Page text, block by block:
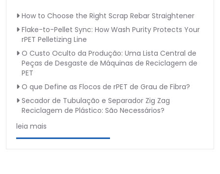
How to Choose the Right Scrap Rebar Straightener
Flake-to-Pellet Sync: How Wash Purity Protects Your
rPET Pelletizing Line
O Custo Oculto da Produção: Uma Lista Central de
Peças de Desgaste de Máquinas de Reciclagem de
PET
O que Define as Flocos de rPET de Grau de Fibra?
Secador de Tubulação e Separador Zig Zag
Reciclagem de Plástico: São Necessários?
leia mais